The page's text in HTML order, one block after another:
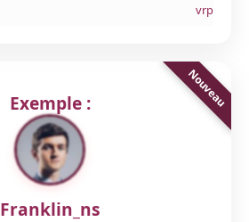
vrp
Exemple :
Franklin_ns